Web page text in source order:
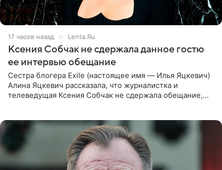
17 часов назад Lenta.Ru
Ксения Собчак не сдержала данное гостю
ее интервью обещание
Сестра блогера Exile (настоящее имя — Илья Яцкевич)
Алина Яцкевич рассказала, что журналистка и
телеведущая Ксения Собчак не сдержала обещание,